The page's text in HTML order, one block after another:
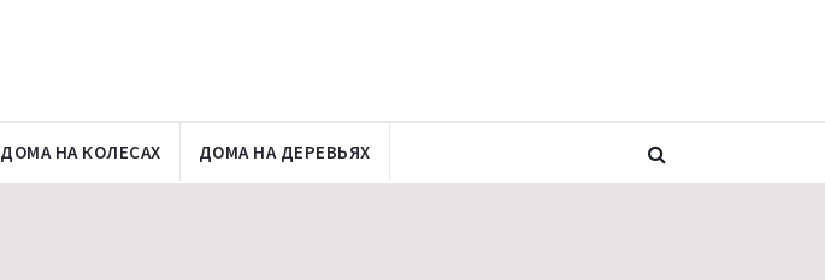
ДОМА НА КОЛЕСАХ ДОМА НА ДЕРЕВЬЯХ